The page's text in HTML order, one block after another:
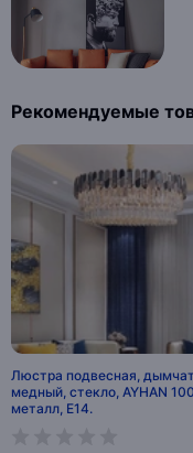
Рекомендуемые
Люстра подвесная,
медный, стекло, AYHAN
металл, E14.